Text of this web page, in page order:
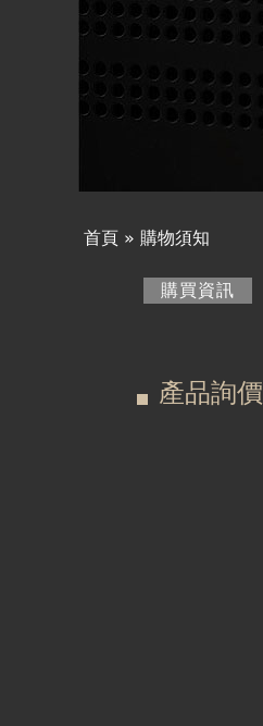
產品詢價
視聽室預約
首頁 » 購物須知
購買資訊
產品詢價